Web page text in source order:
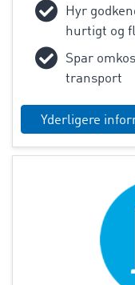
Hyr
hurtigt og
Spar
transport
Yderligere